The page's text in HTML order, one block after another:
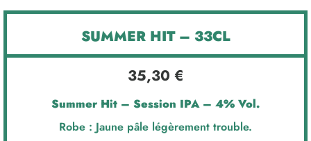
SUMMER HIT – 33CL
35,30 €
Summer Hit – Session IPA – 4% Vol.
Robe : Jaune pâle légèrement trouble.